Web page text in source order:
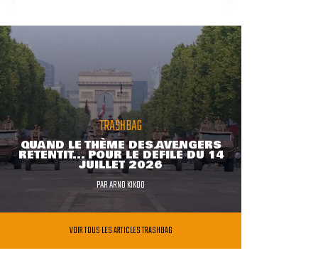
TRASHBAG
QUAND LE THÈME DES AVENGERS
RETENTIT... POUR LE DÉFILÉ DU 14
JUILLET 2026
PARARNO KIKOO
VOIR TOUS LES ARTICLES TRASHBAG